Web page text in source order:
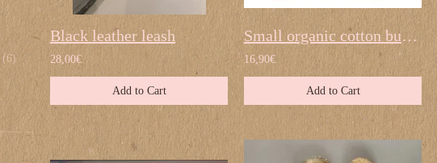
(6)
Black leather leash
28,00€
Add to Cart
Small organic cotton bunny
16,90€
Add to Cart